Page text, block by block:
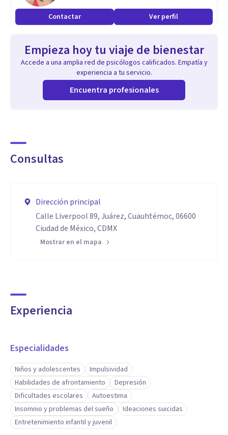
de relacionarse contigo mismo y con el mundo. Si buscas un
espacio donde explorar tus emociones, comprender tus
Comencemos juntos este viaje de autodescubrimiento y
crecimiento personal
Contactar Ver perfil
Empieza hoy tu viaje de bienestar
Accede a una amplia red de psicólogos calificados. Empatía y
experiencia a tu servicio.
Encuentra profesionales
Consultas
Dirección principal
Calle Liverpool 89, Juárez, Cuauhtémoc, 06600
Ciudad de México, CDMX
Mostrar en el mapa
Experiencia
Especialidades
Niños y adolescentes
Impulsividad
Habilidades de afrontamiento
Depresión
Dificultades escolares
Autoestima
Insomnio y problemas del sueño
Ideaciones suicidas
Entretenimiento infantil y juvenil